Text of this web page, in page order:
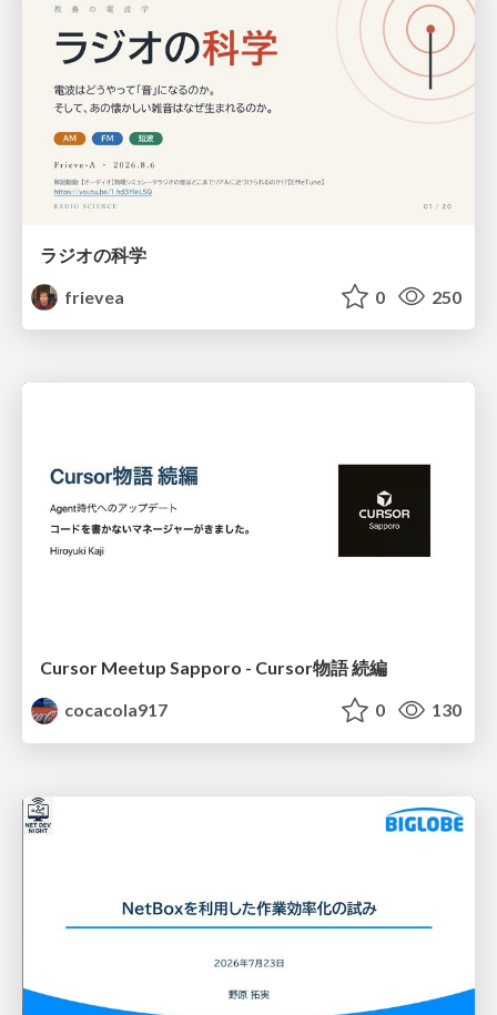
ラジオの科学
frievea
0 250
Cursor Meetup Sapporo - Cursor物語 続編
cocacola917
0 130